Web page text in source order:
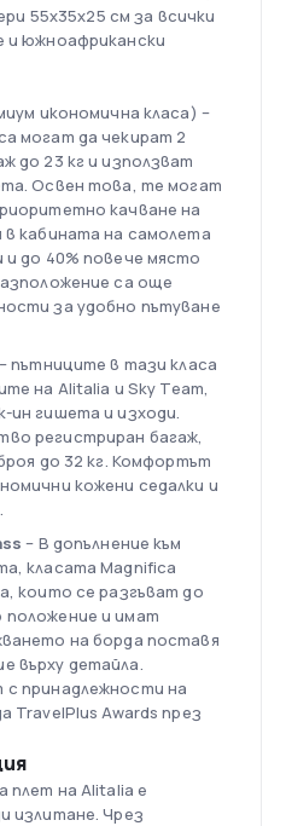
55x35x25 см за всички
и южноафрикански
икономична класа) –
могат да чекират 2
до 23 кг и използват
Освен това, те могат
качване на
кабината на самолета
и до 40% повече място
са още
за удобно пътуване
– пътниците в тази класа
на Alitalia и Sky Team,
ин гишета и изходи.
регистриран багаж,
до 32 кг. Комфортът
кожени седалки и
– В допълнение към
класата Magnifica
които се разгъват до
положение и имат
на борда поставя
върху детайла.
принадлежности на
TravelPlus Awards през
плет на Alitalia е
излитане. Чрез